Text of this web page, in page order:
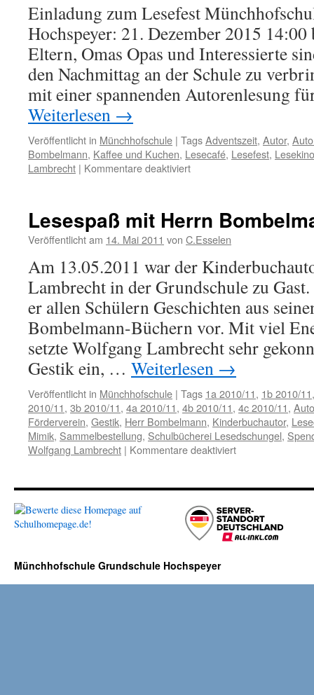
Einladung zum Lesefest
Hochspeyer: 21. Dezember 2015
Eltern, Omas Opas und Interessierte
den Nachmittag an der Schule zu
mit einer spannenden Autorenlesung
Weiterlesen →
Veröffentlicht in Münchhofschule | TagsAdventszeit, Autor,
Bombelmann, Kaffee und Kuchen, Lesecafé, Lesefest, Lesekino
Lambrecht | Kommentare deaktiviertfür
2015
Lesespaß mit Herrn
Veröffentlicht am 14. Mai 2011 von C.Esselen
Am 13.05.2011 war der
Lambrecht in der Grundschule zu
er allen Schülern Geschichten aus
Bombelmann-Büchern vor. Mit viel
setzte Wolfgang Lambrecht sehr
Gestik ein, … Weiterlesen →
Veröffentlicht in Münchhofschule | Tags 1a 2010/11, 1b 2010/11
2010/11, 3b 2010/11, 4a 2010/11, 4b 2010/11, 4c 2010/11,
Förderverein, Gestik, Herr Bombelmann, Kinderbuchautor,
Mimik, Sammelbestellung, Schulbücherei Lesedschungel,
Wolfgang Lambrecht | Kommentare deaktiviertfür
Herrn
Bombelmann
Münchhofschule Grundschule Hochspeyer